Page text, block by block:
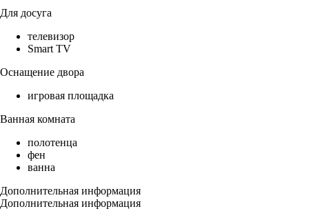
Для досуга
телевизор
Smart TV
Оснащение двора
игровая площадка
Ванная комната
полотенца
фен
ванна
Дополнительная информация
Дополнительная информация